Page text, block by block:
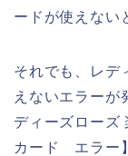
ードが使えない
それでも、レデ
えないエラーが
ディーズローズ
カード エラー